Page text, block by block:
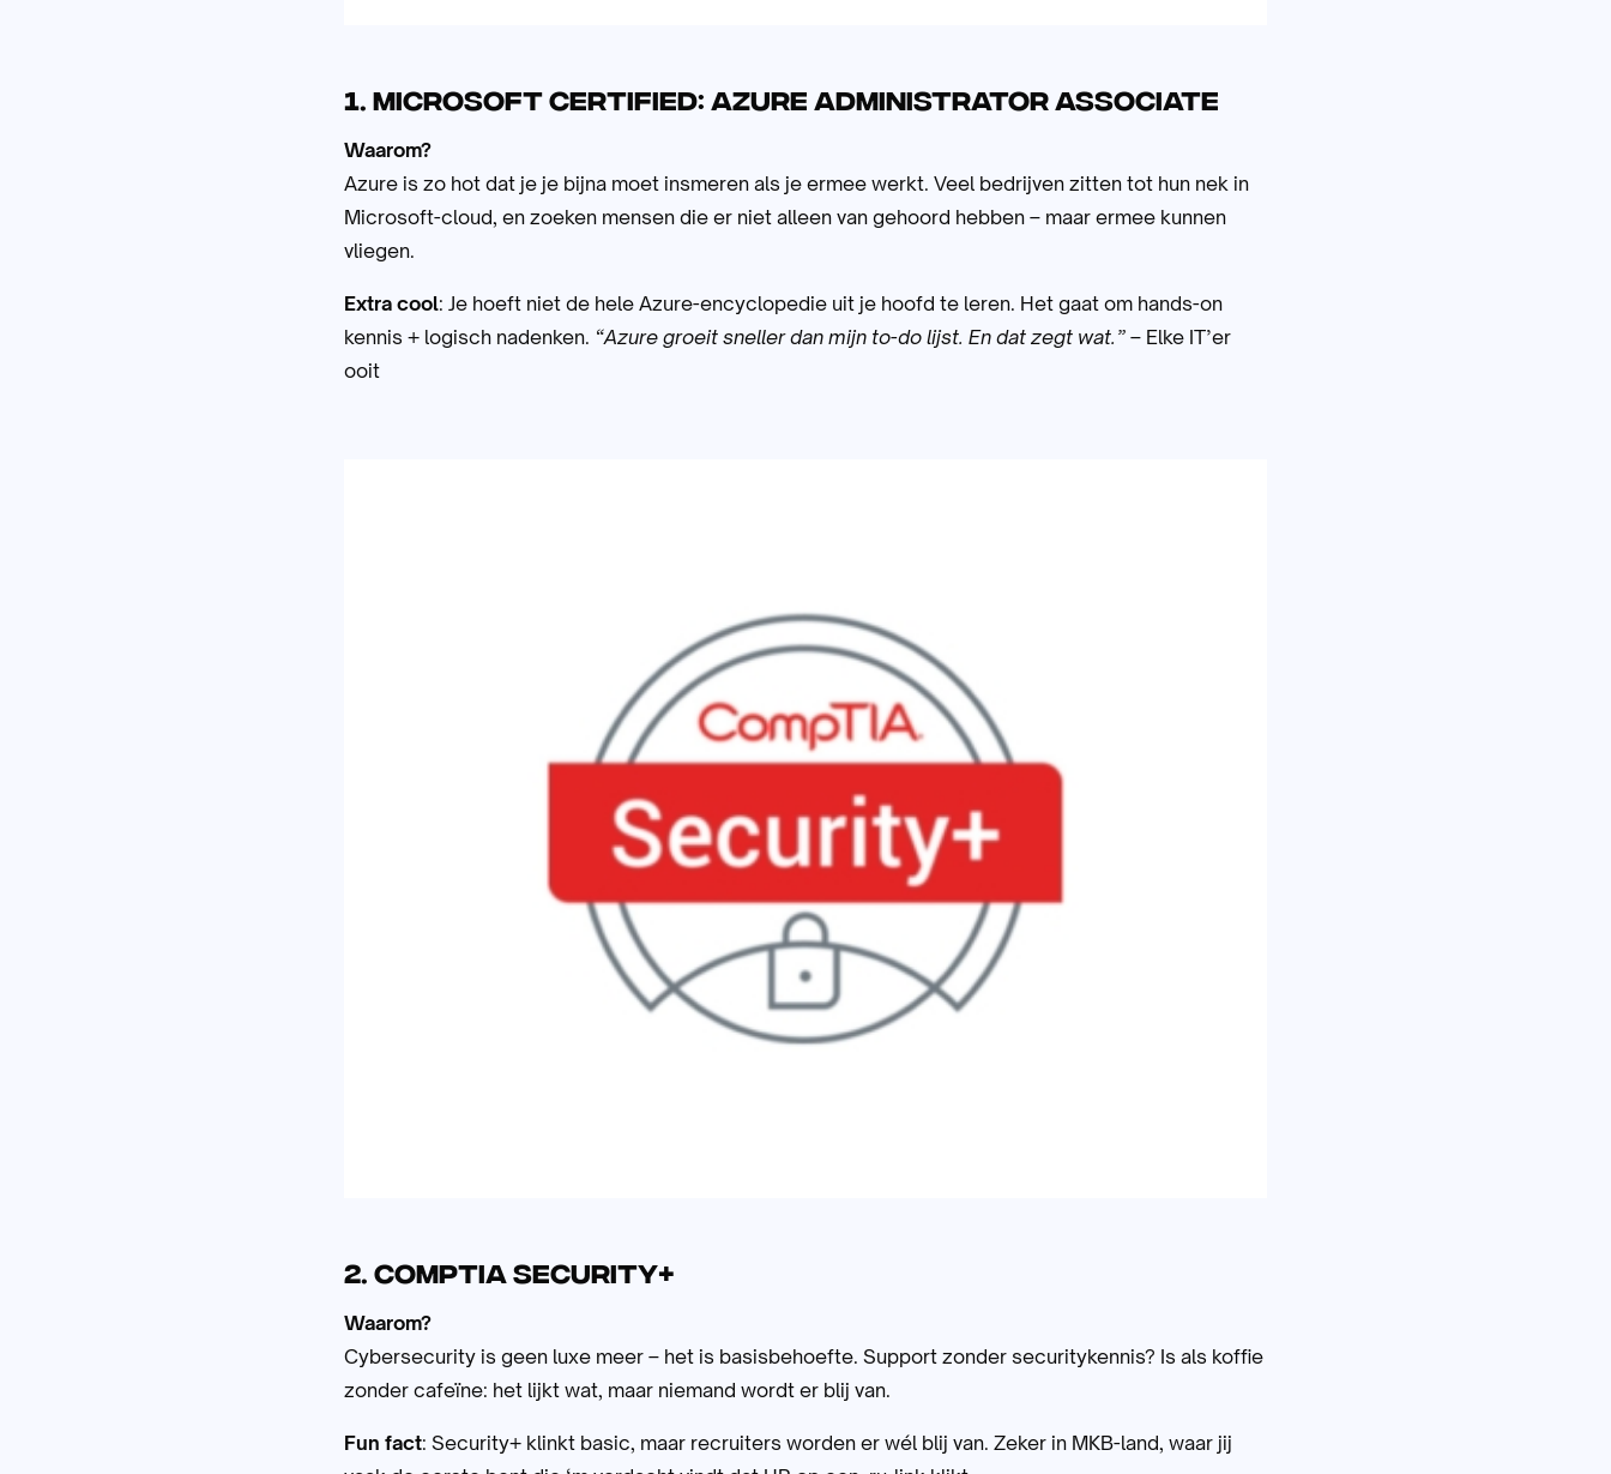
1. Microsoft Certified: Azure Administrator Associate
Waarom?
Azure is zo hot dat je je bijna moet insmeren als je ermee werkt. Veel bedrijven zitten tot hun nek in
Microsoft-cloud, en zoeken mensen die er niet alleen van gehoord hebben – maar ermee kunnen
vliegen.
Extra cool: Je hoeft niet de hele Azure-encyclopedie uit je hoofd te leren. Het gaat om hands-on
kennis + logisch nadenken. “Azure groeit sneller dan mijn to-do lijst. En dat zegt wat.” – Elke IT’er
ooit
2. CompTIA Security+
Waarom?
Cybersecurity is geen luxe meer – het is basisbehoefte. Support zonder securitykennis? Is als koffie
zonder cafeïne: het lijkt wat, maar niemand wordt er blij van.
Fun fact: Security+ klinkt basic, maar recruiters worden er wél blij van. Zeker in MKB-land, waar jij